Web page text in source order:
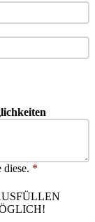
diese. *